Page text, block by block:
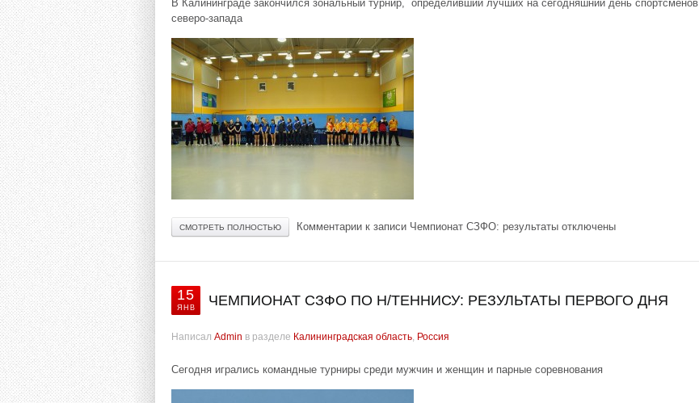
В Калининграде закончился зональный турнир, определивший лучших на сегодняшний день спортсменов
северо-запада
СМОТРЕТЬ ПОЛНОСТЬЮ Комментарии к записи Чемпионат СЗФО: результаты отключены
15
ЯНВ ЧЕМПИОНАТ СЗФО ПО Н/ТЕННИСУ: РЕЗУЛЬТАТЫ ПЕРВОГО ДНЯ
Написал Admin в разделе Калининградская область, Россия
Сегодня игрались командные турниры среди мужчин и женщин и парные соревнования